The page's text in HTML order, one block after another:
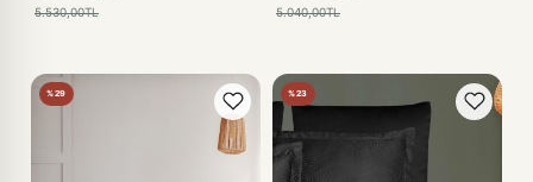
5.530,00TL 5.040,00TL
%29 %23